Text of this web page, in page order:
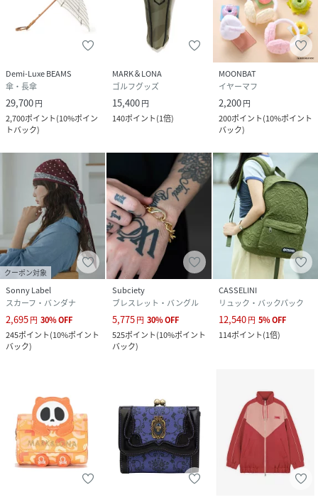
Demi-Luxe BEAMS
傘・長傘
29,700円
2,700ポイント(10%ポイン
トバック)
MARK＆LONA
ゴルフグッズ
15,400円
140ポイント(1倍)
MOONBAT
イヤーマフ
2,200円
200ポイント(10%ポイント
バック)
クーポン対象
Sonny Label
スカーフ・バンダナ
2,695円 30%OFF
245ポイント(10%ポイント
バック)
Subciety
ブレスレット・バングル
5,775円 30%OFF
525ポイント(10%ポイント
バック)
CASSELINI
リュック・バックパック
12,540円 5%OFF
114ポイント(1倍)